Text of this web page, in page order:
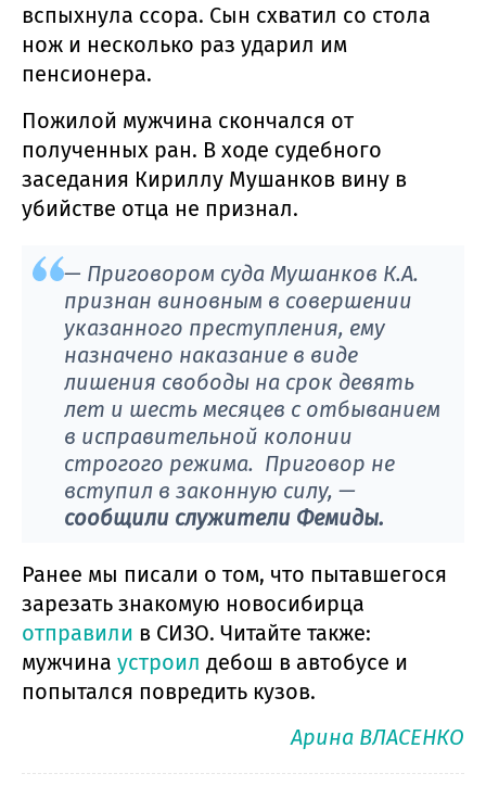
вспыхнула ссора. Сын схватил со стола
нож и несколько раз ударил им
пенсионера.
Пожилой мужчина скончался от
полученных ран. В ходе судебного
заседания Кириллу Мушанков вину в
убийстве отца не признал.
— Приговором суда Мушанков К.А.
признан виновным в совершении
указанного преступления, ему
назначено наказание в виде
лишения свободы на срок девять
лет и шесть месяцев с отбыванием
в исправительной колонии
строгого режима. Приговор не
вступил в законную силу, —
сообщили служители Фемиды.
Ранее мы писали о том, что пытавшегося
зарезать знакомую новосибирца
отправили в СИЗО. Читайте также:
мужчина устроил дебош в автобусе и
попытался повредить кузов.
Арина ВЛАСЕНКО